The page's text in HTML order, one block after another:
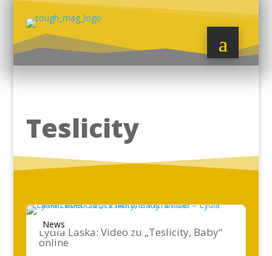
Teslicity
News
Lydia Laska: Video zu „Teslicity, Baby“
online